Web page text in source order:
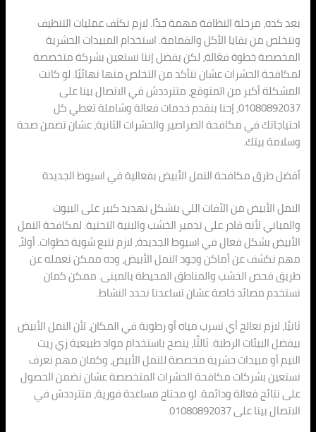
بعد كده، مرحلة النظافة مهمة جدًا. لازم نكثف عمليات التنظيف
ونتخلص من بقايا الأكل والقمامة. استخدام المبيدات الحشرية
المخصصة خطوة فعّالة، لكن يفضل إننا نستعين بشركة متخصصة
لمكافحة الحشرات عشان نتأكد من التخلص منها نهائيًا. لو كانت
المشكلة أكبر من المتوقع، متترددش في الاتصال بينا على
01080892037، إحنا بنقدم خدمات فعالة وشاملة تغطي كل
احتياجاتك في مكافحة الصراصير والحشرات الثانية، عشان تضمن صحة
وسلامة بيتك.
أفضل طرق مكافحة النمل الأبيض بفعالية في اسيوط الجديدة
النمل الأبيض من الآفات اللي بتشكل تهديد كبير على البيوت
والمباني لأنه قادر على تدمير الخشب والبنية التحتية. لمكافحة النمل
الأبيض بشكل فعال في اسيوط الجديدة، لازم نتبع شوية خطوات. أولاً،
مهم نكشف عن أماكن وجود النمل الأبيض، وده ممكن نعمله عن
طريق فحص الخشب والمناطق المحيطة بالمبنى. ممكن كمان
نستخدم مصائد خاصة عشان تساعدنا نحدد النشاط.
ثانيًا، لازم نعالج أي تسرب مياه أو رطوبة في المكان، لأن النمل الأبيض
بيفضل البيئات الرطبة. ثالثًا، ينصح باستخدام مواد طبيعية زي زيت
النيم أو مبيدات حشرية مخصصة للنمل الأبيض، وكمان مهم نعرف
نستعين بشركات مكافحة الحشرات المتخصصة عشان نضمن الحصول
على نتائج فعالة ودائمة. لو محتاج مساعدة فورية، متترددش في
الاتصال بينا على 01080892037.